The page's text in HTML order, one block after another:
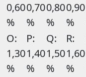
0,60
%
0,70
%
0,80
%
0,90
%
O:
1,30
%
P:
1,40
%
Q:
1,50
%
R:
1,60
%